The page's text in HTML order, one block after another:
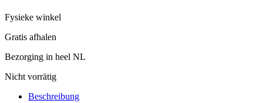
Fysieke winkel
Gratis afhalen
Bezorging in heel NL
Nicht vorrätig
Beschreibung